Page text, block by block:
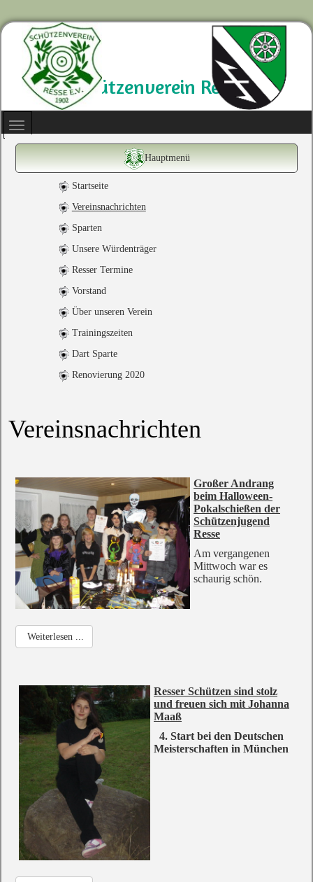
Schützenverein Resse
Hauptmenü
Startseite
Vereinsnachrichten
Sparten
Unsere Würdenträger
Resser Termine
Vorstand
Über unseren Verein
Trainingszeiten
Dart Sparte
Renovierung 2020
Vereinsnachrichten
Großer Andrang
beim Halloween-
Pokalschießen der
Schützenjugend
Resse
Am vergangenen
Mittwoch war es
schaurig schön.
Weiterlesen ...
Resser Schützen sind stolz
und freuen sich mit Johanna
Maaß
4. Start bei den Deutschen
Meisterschaften in München